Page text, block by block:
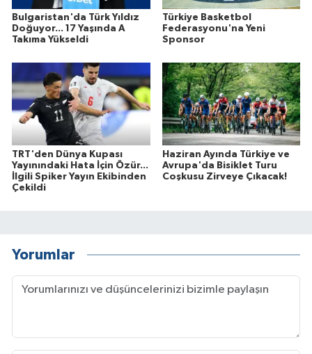
Bulgaristan'da Türk Yıldız
Doğuyor... 17 Yaşında A
Takıma Yükseldi
Türkiye Basketbol
Federasyonu'na Yeni
Sponsor
TRT'den Dünya Kupası
Yayınındaki Hata İçin Özür...
İlgili Spiker Yayın Ekibinden
Çekildi
Haziran Ayında Türkiye ve
Avrupa'da Bisiklet Turu
Coşkusu Zirveye Çıkacak!
Yorumlar